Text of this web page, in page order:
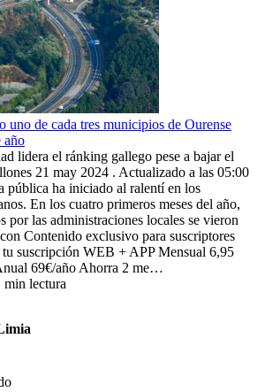
uno de cada tres municipios de Ourense
año
lidera el ránking gallego pese a bajar el
21 may 2024 . Actualizado a las 05:00
pública ha iniciado al ralentí en los
En los cuatro primeros meses del año,
por las administraciones locales se vieron
Contenido exclusivo para suscriptores
suscripción WEB + APP Mensual 6,95
69€/año Ahorra 2 me…
min lectura